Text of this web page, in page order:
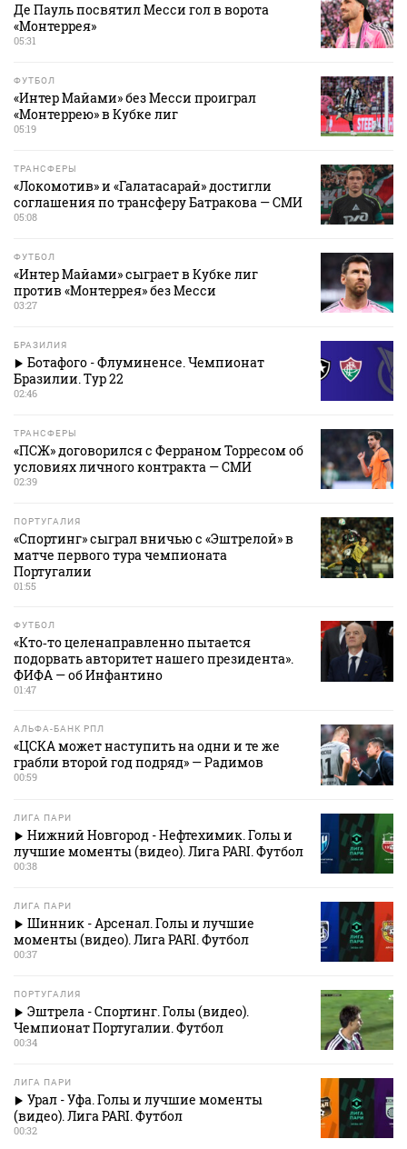
Де Пауль посвятил Месси гол в ворота
«Монтеррея»
05:31
ФУТБОЛ
«Интер Майами» без Месси проиграл
«Монтеррею» в Кубке лиг
05:19
ТРАНСФЕРЫ
«Локомотив» и «Галатасарай» достигли
соглашения по трансферу Батракова — СМИ
05:08
ФУТБОЛ
«Интер Майами» сыграет в Кубке лиг
против «Монтеррея» без Месси
03:27
БРАЗИЛИЯ
Ботафого - Флуминенсе. Чемпионат
Бразилии. Тур 22
02:46
ТРАНСФЕРЫ
«ПСЖ» договорился с Ферраном Торресом об
условиях личного контракта — СМИ
02:39
ПОРТУГАЛИЯ
«Спортинг» сыграл вничью с «Эштрелой» в
матче первого тура чемпионата
Португалии
01:55
ФУТБОЛ
«Кто‑то целенаправленно пытается
подорвать авторитет нашего президента».
ФИФА — об Инфантино
01:47
АЛЬФА-БАНК РПЛ
«ЦСКА может наступить на одни и те же
грабли второй год подряд» — Радимов
00:59
ЛИГА ПАРИ
Нижний Новгород - Нефтехимик. Голы и
лучшие моменты (видео). Лига PARI. Футбол
00:38
ЛИГА ПАРИ
Шинник - Арсенал. Голы и лучшие
моменты (видео). Лига PARI. Футбол
00:37
ПОРТУГАЛИЯ
Эштрела - Спортинг. Голы (видео).
Чемпионат Португалии. Футбол
00:34
ЛИГА ПАРИ
Урал - Уфа. Голы и лучшие моменты
(видео). Лига PARI. Футбол
00:32